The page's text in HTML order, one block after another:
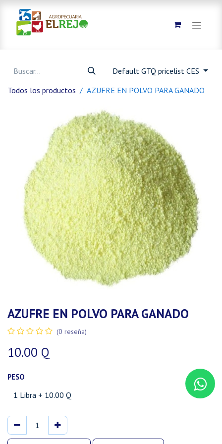
Default GTQ pricelist CES
Todos los productos
AZUFRE EN POLVO PARA GANADO
AZUFRE EN POLVO PARA GANADO
(0 reseña)
10.00 Q
PESO